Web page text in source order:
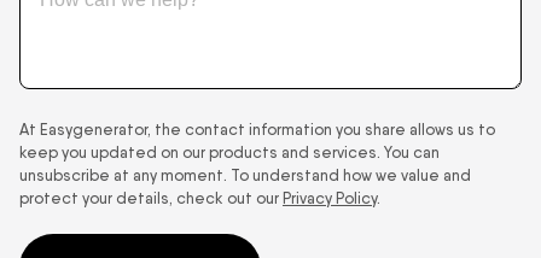
At Easygenerator, the contact information you share allows us to
keep you updated on our products and services. You can
unsubscribe at any moment. To understand how we value and
protect your details, check out ourPrivacy Policy.